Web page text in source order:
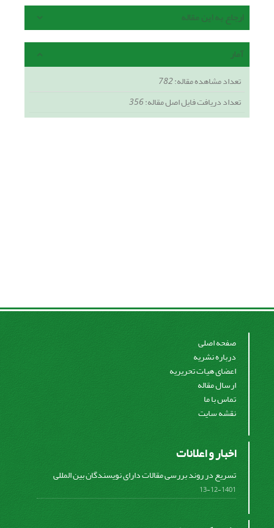
ارجاع به این مقاله
آمار
تعداد مشاهده مقاله:782
تعداد دریافت فایل اصل مقاله:356
صفحه اصلی
درباره نشریه
اعضای هیات تحریریه
ارسال مقاله
تماس با ما
نقشه سایت
اخبار و اعلانات
تسریع در روند بررسی مقالات دارای نویسندگان بین المللی
1401-12-13